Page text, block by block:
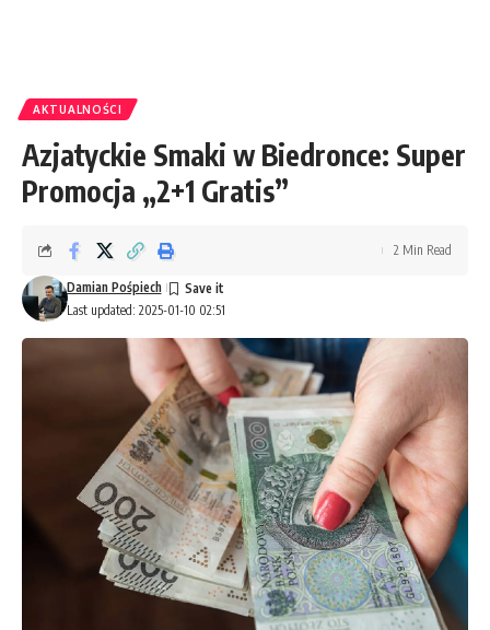
AKTUALNOŚCI
Azjatyckie Smaki w Biedronce: Super
Promocja „2+1 Gratis”
Last updated: 2025-01-10 02:51
Damian Pośpiech
2 Min Read